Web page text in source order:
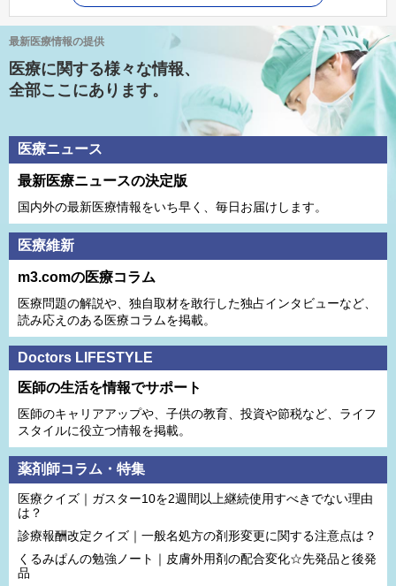
最新医療情報の提供
医療に関する様々な情報、
全部ここにあります。
医療ニュース
最新医療ニュースの決定版
国内外の最新医療情報をいち早く、毎日お届けします。
医療維新
m3.comの医療コラム
医療問題の解説や、独⾃取材を敢⾏した独占インタビューなど、
読み応えのある医療コラムを掲載。
Doctors LIFESTYLE
医師の生活を情報でサポート
医師のキャリアアップや、子供の教育、投資や節税など、ライフ
スタイルに役立つ情報を掲載。
薬剤師コラム・特集
医療クイズ｜ガスター10を2週間以上継続使用すべきでない理由
は？
診療報酬改定クイズ｜一般名処方の剤形変更に関する注意点は？
くるみぱんの勉強ノート｜皮膚外用剤の配合変化☆先発品と後発
品